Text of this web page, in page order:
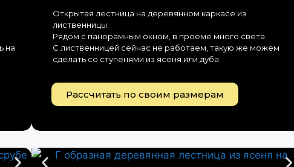
на
Открытая лестница на деревянном каркасе из
лиственницы.
Рядом с панорамным окном, в проеме много света.
С лиственницей сейчас не работаем, такую же можем
сделать со ступенями из ясеня или дуба
Рассчитать по своим размерам